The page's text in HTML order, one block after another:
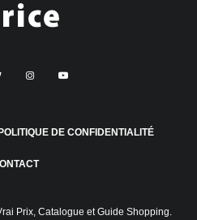
DE CONFIDENTIALITÉ
Prix, Catalogue et Guide Shopping.